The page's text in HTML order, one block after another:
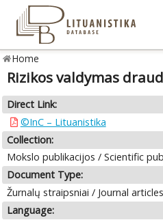
Home
Rizikos valdymas
Direct Link:
©InC – Lituanistika
Collection:
Mokslo publikacijos / Scientific
Document Type:
Žurnalų straipsniai / Journal articles
Language: